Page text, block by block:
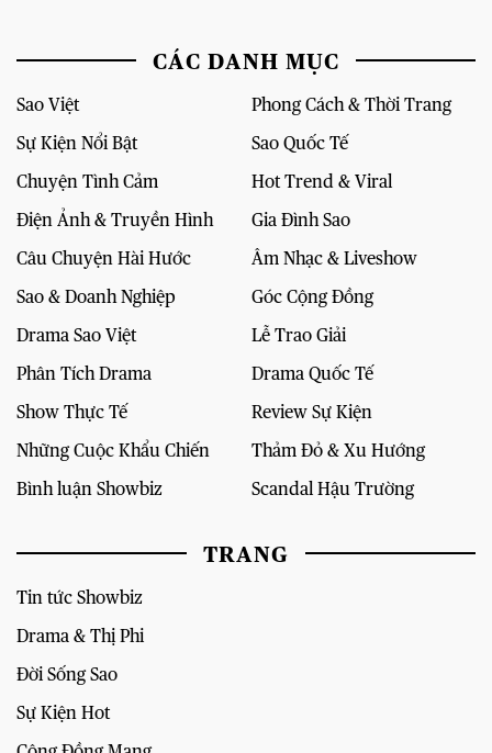
CÁC DANH MỤC
Sao Việt
Phong Cách & Thời Trang
Sự Kiện Nổi Bật
Sao Quốc Tế
Chuyện Tình Cảm
Hot Trend & Viral
Điện Ảnh & Truyền Hình
Gia Đình Sao
Câu Chuyện Hài Hước
Âm Nhạc & Liveshow
Sao & Doanh Nghiệp
Góc Cộng Đồng
Drama Sao Việt
Lễ Trao Giải
Phân Tích Drama
Drama Quốc Tế
Show Thực Tế
Review Sự Kiện
Những Cuộc Khẩu Chiến
Thảm Đỏ & Xu Hướng
Bình luận Showbiz
Scandal Hậu Trường
TRANG
Tin tức Showbiz
Drama & Thị Phi
Đời Sống Sao
Sự Kiện Hot